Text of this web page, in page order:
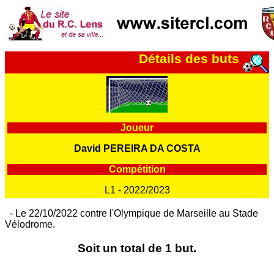
Détails des buts
Joueur
David PEREIRA DA COSTA
Compétition
L1 - 2022/2023
- Le 22/10/2022 contre l'Olympique de Marseille au Stade
Vélodrome.
Soit un total de 1 but.